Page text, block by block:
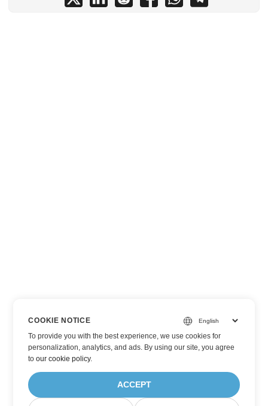
COOKIE NOTICE
To provide you with the best experience, we use cookies for
personalization, analytics, and ads. By using our site, you agree
toour cookie policy.
ACCEPT